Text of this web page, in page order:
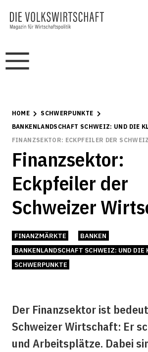
HOME
SCHWERPUNKTE
BANKENLANDSCHAFT SCHWEIZ: UND DIE
FINANZSEKTOR: ECKPFEILER DER
Finanzsektor:
Eckpfeiler der
Schweizer
FINANZMÄRKTE
BANKEN
BANKENLANDSCHAFT SCHWEIZ: UND DIE
SCHWERPUNKTE
Der Finanzsektor ist
Schweizer Wirtschaft: Er
und Arbeitsplätze. Dabei